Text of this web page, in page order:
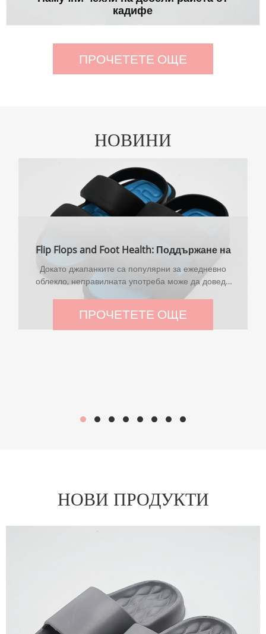
кадифе
ПРОЧЕТЕТЕ ОЩЕ
НОВИНИ
Flip Flops and Foot Health: Поддържане на
Докато джапанките са популярни за ежедневно
облекло, неправилната употреба може да доведе
до болка в краката и дискомфорт. В тази статия ще
здравето на краката, като предоставяме представа
как да поддържаме комфорт, подкрепа и цялостно
ПРОЧЕТЕТЕ ОЩЕ
НОВИ ПРОДУКТИ